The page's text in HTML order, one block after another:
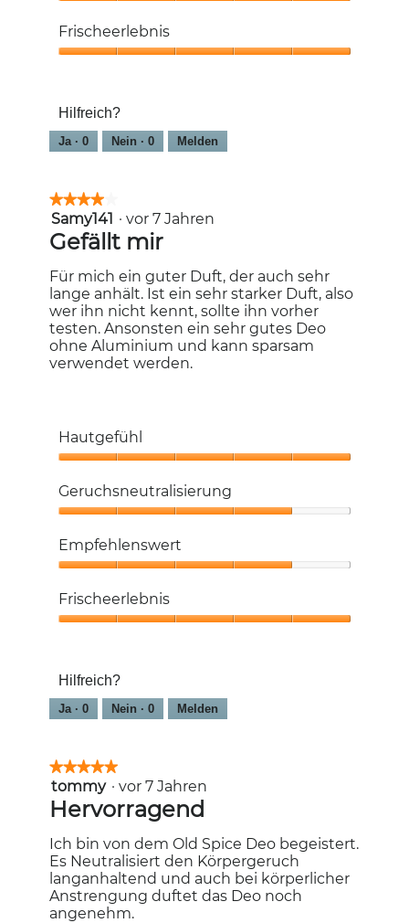
5
von
Frischeerlebnis
5
Hilfreich?
Ja · 0 Nein · 0 Melden
★★★★★
★★★★★
4
von
5
Sternen.
Samy141 · vor 7 Jahren
Gefällt mir
Für mich ein guter Duft, der auch sehr
lange anhält. Ist ein sehr starker Duft, also
wer ihn nicht kennt, sollte ihn vorher
testen. Ansonsten ein sehr gutes Deo
ohne Aluminium und kann sparsam
verwendet werden.
Hautgefühl
5
von
Geruchsneutralisierung
4
von
Empfehlenswert
4
von
Frischeerlebnis
5
Hilfreich?
Ja · 0 Nein · 0 Melden
★★★★★
★★★★★
5
von
5
Sternen.
tommy · vor 7 Jahren
Hervorragend
Ich bin von dem Old Spice Deo begeistert.
Es Neutralisiert den Körpergeruch
langanhaltend und auch bei körperlicher
Anstrengung duftet das Deo noch
angenehm.